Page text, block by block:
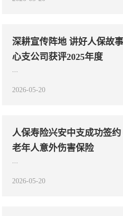
深耕宣传阵地 讲好人保故
心支公司获评2025年度
...
2026-05-20
人保寿险兴安中支成功签
老年人意外伤害保险
...
2026-05-20